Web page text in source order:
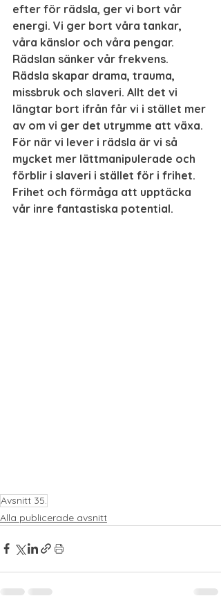
efter för rädsla, ger vi bort vår
energi. Vi ger bort våra tankar,
våra känslor och våra pengar.
Rädslan sänker vår frekvens.
Rädsla skapar drama, trauma,
missbruk och slaveri. Allt det vi
längtar bort ifrån får vi i stället mer
av om vi ger det utrymme att växa.
För när vi lever i rädsla är vi så
mycket mer lättmanipulerade och
förblir i slaveri i stället för i frihet.
Frihet och förmåga att upptäcka
vår inre fantastiska potential.
Avsnitt 35.
Alla publicerade avsnitt